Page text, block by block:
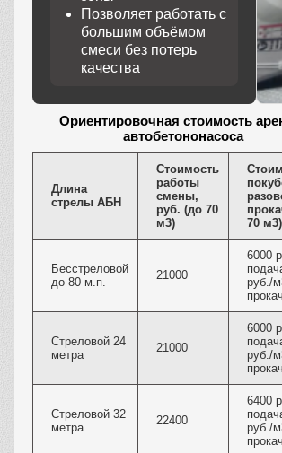
Позволяет работать с
большим объёмом
смеси без потерь
качества
Ориентировочная стоимость
автобетононасоса
Длина
стрелы АБН
Стоимость
работы
смены,
руб. (до 70
м3)
70 м3)
Бесстреловой
до 80 м.п.
21000
6000
руб./
Стреловой 24
метра
21000
6000
руб./
Стреловой 32
метра
22400
6400
руб./